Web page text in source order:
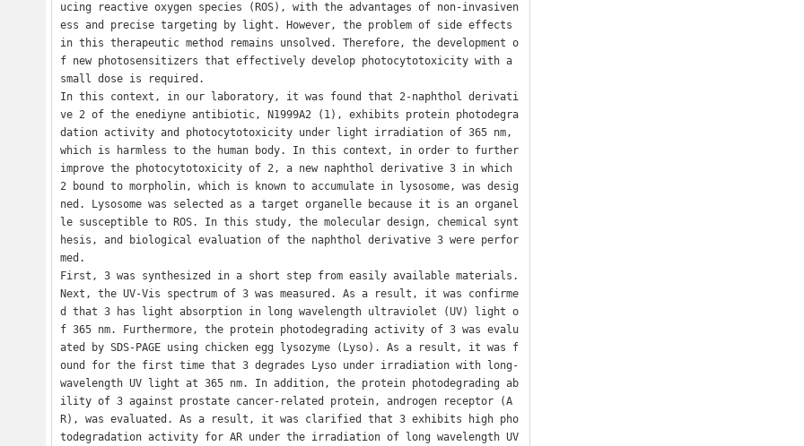
ucing reactive oxygen species (ROS), with the advantages of non-invasiven
ess and precise targeting by light. However, the problem of side effects
in this therapeutic method remains unsolved. Therefore, the development o
f new photosensitizers that effectively develop photocytotoxicity with a
small dose is required.
In this context, in our laboratory, it was found that 2-naphthol derivati
ve 2 of the enediyne antibiotic, N1999A2 (1), exhibits protein photodegra
dation activity and photocytotoxicity under light irradiation of 365 nm,
which is harmless to the human body. In this context, in order to further
improve the photocytotoxicity of 2, a new naphthol derivative 3 in which
2 bound to morpholin, which is known to accumulate in lysosome, was desig
ned. Lysosome was selected as a target organelle because it is an organel
le susceptible to ROS. In this study, the molecular design, chemical synt
hesis, and biological evaluation of the naphthol derivative 3 were perfor
med.
First, 3 was synthesized in a short step from easily available materials.
Next, the UV-Vis spectrum of 3 was measured. As a result, it was confirme
d that 3 has light absorption in long wavelength ultraviolet (UV) light o
f 365 nm. Furthermore, the protein photodegrading activity of 3 was evalu
ated by SDS-PAGE using chicken egg lysozyme (Lyso). As a result, it was f
ound for the first time that 3 degrades Lyso under irradiation with long-
wavelength UV light at 365 nm. In addition, the protein photodegrading ab
ility of 3 against prostate cancer-related protein, androgen receptor (A
R), was evaluated. As a result, it was clarified that 3 exhibits high pho
todegradation activity for AR under the irradiation of long wavelength UV